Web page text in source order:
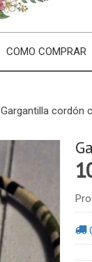
COMO COMPRAR
Gargantilla cordón